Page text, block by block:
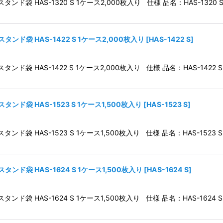
タンド袋 HAS-1320 S 1ケース2,000枚入り 仕様 品名：HAS-
タンド袋 HAS-1422 S 1ケース2,000枚入り [HAS-1422 S]
タンド袋 HAS-1422 S 1ケース2,000枚入り 仕様 品名：HAS-1422
ンド袋 HAS-1523 S 1ケース1,500枚入り [HAS-1523 S]
タンド袋 HAS-1523 S 1ケース1,500枚入り 仕様 品名：HAS-1523
ンド袋 HAS-1624 S 1ケース1,500枚入り [HAS-1624 S]
タンド袋 HAS-1624 S 1ケース1,500枚入り 仕様 品名：HAS-1624